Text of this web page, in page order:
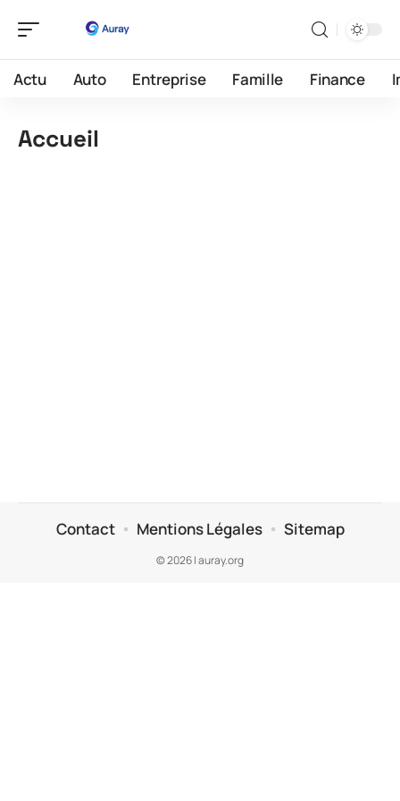
Actu Auto Entreprise Famille Finance
Accueil
© 2026 | auray.org
Contact Mentions Légales Sitemap